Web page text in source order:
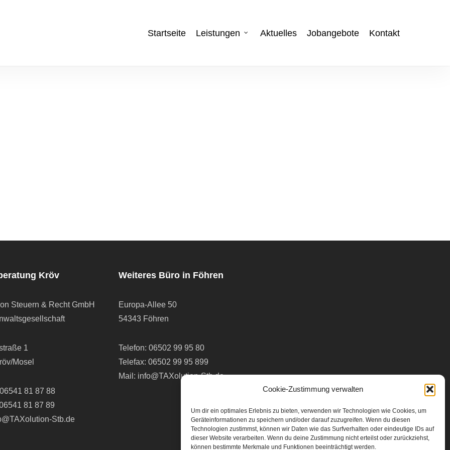
Cookie-Zustimmung verwalten
Um dir ein optimales Erlebnis zu bieten, verwenden wir Technologien wie Cookies, um
Geräteinformationen zu speichern und/oder darauf zuzugreifen. Wenn du diesen
Technologien zustimmst, können wir Daten wie das Surfverhalten oder eindeutige IDs auf
dieser Website verarbeiten. Wenn du deine Zustimmung nicht erteilst oder zurückziehst,
können bestimmte Merkmale und Funktionen beeinträchtigt werden.
Startseite Leistungen Aktuelles Jobangebote Kontakt
Kröv
Steuern & Recht GmbH
1
Mosel
06541 81 87 88
81 87 89
Stb.de
Weiteres Büro in Föhren
Europa-Allee 50
54343 Föhren
Telefon: 06502 99 95 80
Telefax: 06502 99 95 899
Mail: info@TAXolution-Stb.de